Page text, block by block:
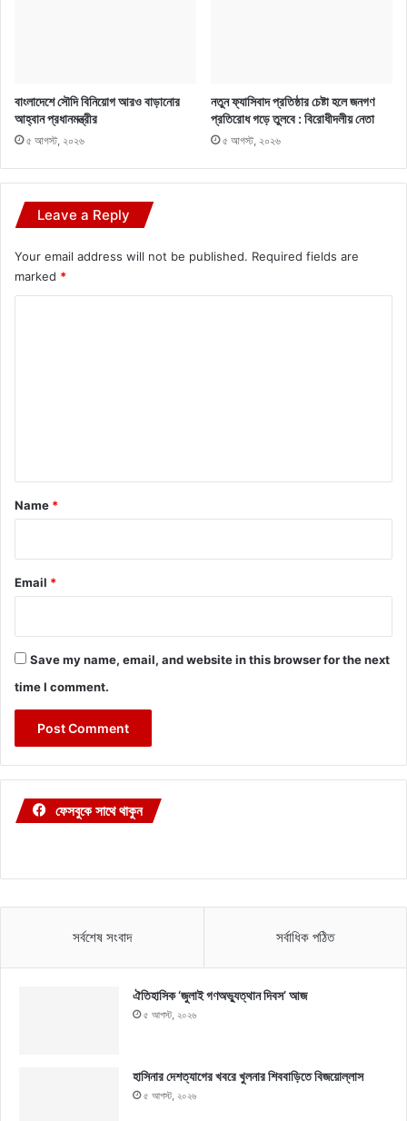
বাংলাদেশে সৌদি বিনিয়োগ আরও বাড়ানোর
আহ্বান প্রধানমন্ত্রীর
৫ আগস্ট, ২০২৬
নতুন ফ্যাসিবাদ প্রতিষ্ঠার চেষ্টা হলে জনগণ
প্রতিরোধ গড়ে তুলবে : বিরোধীদলীয় নেতা
৫ আগস্ট, ২০২৬
Leave a Reply
Your email address will not be published. Required fields are
marked *
*
Name *
Email *
Save my name, email, and website in this browser for the next
time I comment.
ফেসবুকে সাথে থাকুন
সর্বশেষ সংবাদ সর্বাধিক পঠিত
ঐতিহাসিক ‘জুলাই গণঅভ্যুত্থান দিবস’ আজ
৫ আগস্ট, ২০২৬
হাসিনার দেশত্যাগের খবরে খুলনার শিববাড়িতে বিজয়োল্লাস
৫ আগস্ট, ২০২৬